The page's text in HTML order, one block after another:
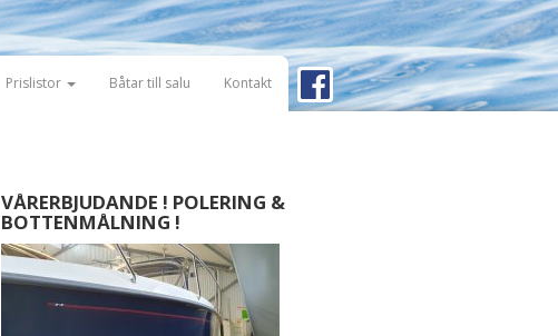
Prislistor Båtar till salu Kontakt
VÅRERBJUDANDE ! POLERING &
BOTTENMÅLNING !